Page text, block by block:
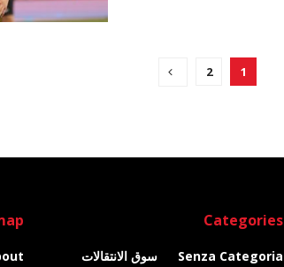
1
2
Categories
Senza Categoria
سوق الانتقالات